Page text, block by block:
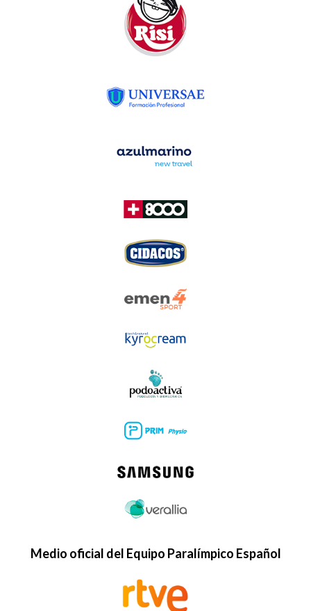
Medio oficial del Equipo Paralímpico Español